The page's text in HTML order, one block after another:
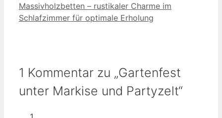
Massivholzbetten – rustikaler Charme im
Schlafzimmer für optimale Erholung
1 Kommentar zu „Gartenfest
unter Markise und Partyzelt“